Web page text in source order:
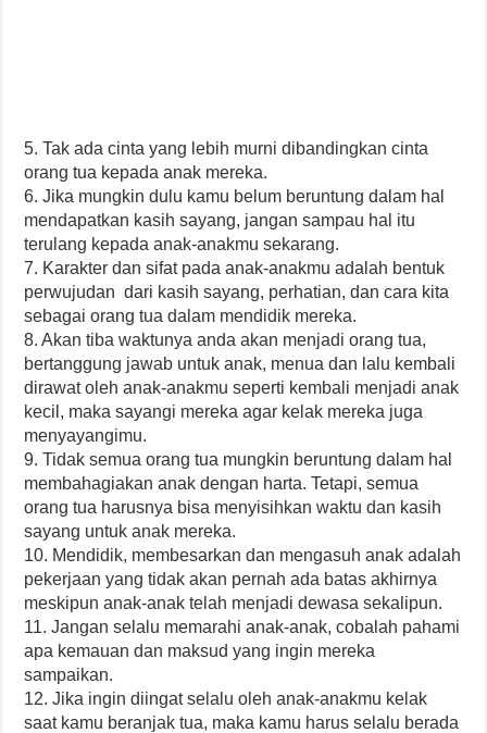
5. Tak ada cinta yang lebih murni dibandingkan cinta
orang tua kepada anak mereka.
6. Jika mungkin dulu kamu belum beruntung dalam hal
mendapatkan kasih sayang, jangan sampau hal itu
terulang kepada anak-anakmu sekarang.
7. Karakter dan sifat pada anak-anakmu adalah bentuk
perwujudan dari kasih sayang, perhatian, dan cara kita
sebagai orang tua dalam mendidik mereka.
8. Akan tiba waktunya anda akan menjadi orang tua,
bertanggung jawab untuk anak, menua dan lalu kembali
dirawat oleh anak-anakmu seperti kembali menjadi anak
kecil, maka sayangi mereka agar kelak mereka juga
menyayangimu.
9. Tidak semua orang tua mungkin beruntung dalam hal
membahagiakan anak dengan harta. Tetapi, semua
orang tua harusnya bisa menyisihkan waktu dan kasih
sayang untuk anak mereka.
10. Mendidik, membesarkan dan mengasuh anak adalah
pekerjaan yang tidak akan pernah ada batas akhirnya
meskipun anak-anak telah menjadi dewasa sekalipun.
11. Jangan selalu memarahi anak-anak, cobalah pahami
apa kemauan dan maksud yang ingin mereka
sampaikan.
12. Jika ingin diingat selalu oleh anak-anakmu kelak
saat kamu beranjak tua, maka kamu harus selalu berada